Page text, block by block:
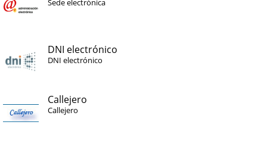
DNI electrónico
DNI electrónico
Callejero
Callejero